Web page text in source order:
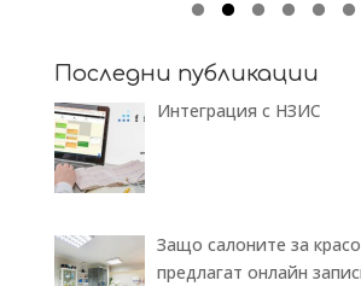
Последни публикации
Интеграция с НЗИС
Защо салоните за
предлагат онлайн